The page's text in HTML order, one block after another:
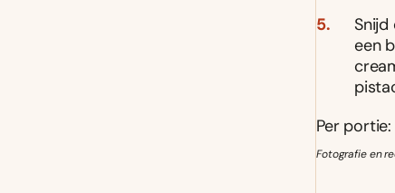
een
Per
Fotografie en